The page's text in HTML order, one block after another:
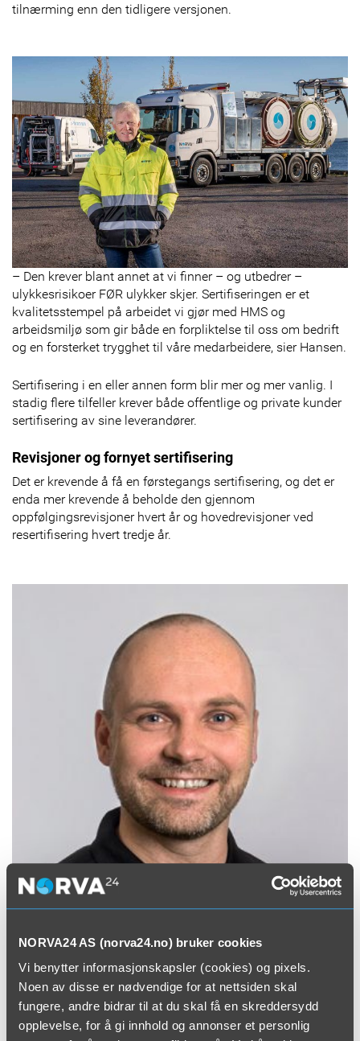
NORVA24 AS (norva24.no) bruker cookies
Vi benytter informasjonskapsler (cookies) og pixels.
Noen av disse er nødvendige for at nettsiden skal
fungere, andre bidrar til at du skal få en skreddersydd
opplevelse, for å gi innhold og annonser et personlig
tilnærming enn den tidligere versjonen.
– Den krever blant annet at vi finner – og utbedrer –
ulykkesrisikoer FØR ulykker skjer. Sertifiseringen er et
kvalitetsstempel på arbeidet vi gjør med HMS og
arbeidsmiljø som gir både en forpliktelse til oss om bedrift
og en forsterket trygghet til våre medarbeidere, sier Hansen.
Sertifisering i en eller annen form blir mer og mer vanlig. I
stadig flere tilfeller krever både offentlige og private kunder
sertifisering av sine leverandører.
Revisjoner og fornyet sertifisering
Det er krevende å få en førstegangs sertifisering, og det er
enda mer krevende å beholde den gjennom
oppfølgingsrevisjoner hvert år og hovedrevisjoner ved
resertifisering hvert tredje år.
– Ja, det er krevende. Sertifiseringen stiller strenge krav vi
som selskap og våre medarbeidere skal leve opp til. Det er
nødvendig når vi skal oppfylle vårt løfte om å levere mer
enn forventet.